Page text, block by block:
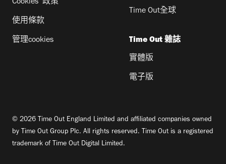
Cookies 政策
使用條款
管理cookies
Time Out全球
Time Out 雜誌
實體版
電子版
© 2026 Time Out England Limited and affiliated companies owned
by Time Out Group Plc. All rights reserved. Time Out is a registered
trademark of Time Out Digital Limited.